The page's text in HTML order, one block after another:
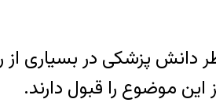
دانش پزشکی در بسیاری
این موضوع را قبول دارند.